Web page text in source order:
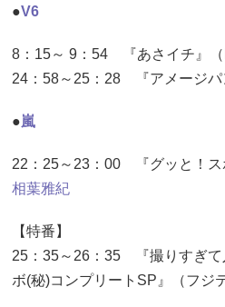
●V6
8：15～ 9：54 『あさイチ』
24：58～25：28 『アメージパ
●嵐
22：25～23：00 『グッと！
相葉雅紀
【特番】
25：35～26：35 『撮りすぎて
ボ(秘)コンプリートSP』（フジ